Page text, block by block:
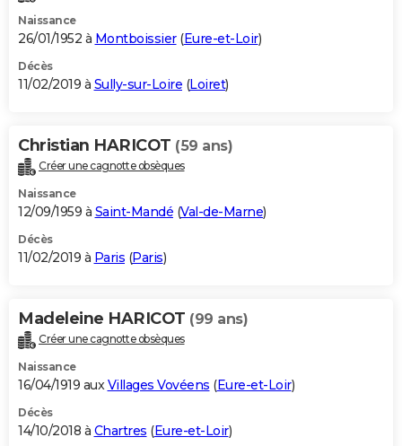
Naissance
26/01/1952 à Montboissier(Eure-et-Loir)
Décès
11/02/2019 à Sully-sur-Loire (Loiret)
Christian HARICOT (59 ans)
Créer une cagnotte obsèques
Naissance
12/09/1959 à Saint-Mandé (Val-de-Marne)
Décès
11/02/2019 à Paris (Paris)
Madeleine HARICOT (99 ans)
Créer une cagnotte obsèques
Naissance
16/04/1919 aux Villages Vovéens (Eure-et-Loir)
Décès
14/10/2018 à Chartres (Eure-et-Loir)